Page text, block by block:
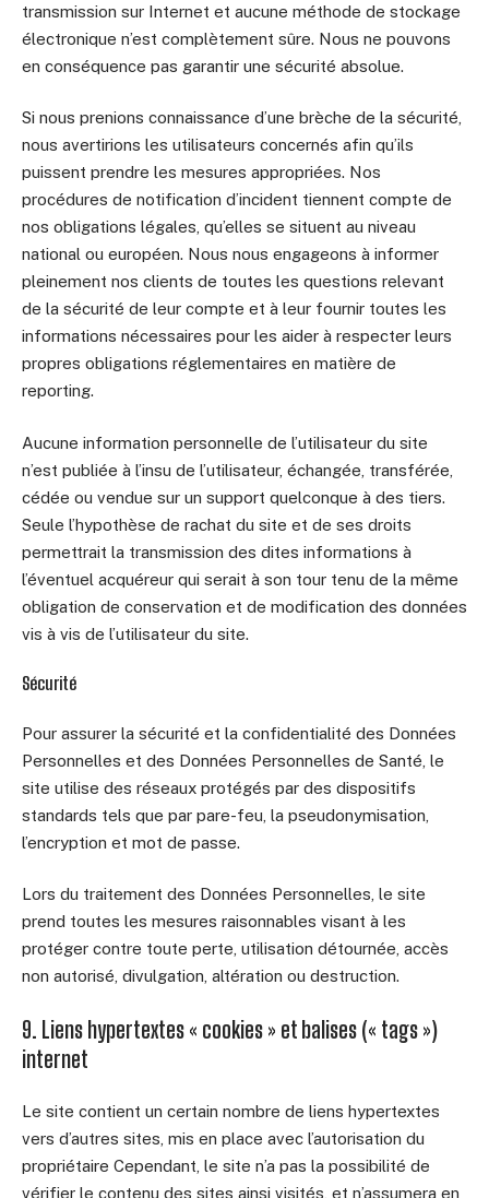
transmission sur Internet et aucune méthode de stockage
électronique n’est complètement sûre. Nous ne pouvons
en conséquence pas garantir une sécurité absolue.
Si nous prenions connaissance d’une brèche de la sécurité,
nous avertirions les utilisateurs concernés afin qu’ils
puissent prendre les mesures appropriées. Nos
procédures de notification d’incident tiennent compte de
nos obligations légales, qu’elles se situent au niveau
national ou européen. Nous nous engageons à informer
pleinement nos clients de toutes les questions relevant
de la sécurité de leur compte et à leur fournir toutes les
informations nécessaires pour les aider à respecter leurs
propres obligations réglementaires en matière de
reporting.
Aucune information personnelle de l’utilisateur du site
n’est publiée à l’insu de l’utilisateur, échangée, transférée,
cédée ou vendue sur un support quelconque à des tiers.
Seule l’hypothèse de rachat du site et de ses droits
permettrait la transmission des dites informations à
l’éventuel acquéreur qui serait à son tour tenu de la même
obligation de conservation et de modification des données
vis à vis de l’utilisateur du site.
Sécurité
Pour assurer la sécurité et la confidentialité des Données
Personnelles et des Données Personnelles de Santé, le
site utilise des réseaux protégés par des dispositifs
standards tels que par pare-feu, la pseudonymisation,
l’encryption et mot de passe.
Lors du traitement des Données Personnelles, le site
prend toutes les mesures raisonnables visant à les
protéger contre toute perte, utilisation détournée, accès
non autorisé, divulgation, altération ou destruction.
9. Liens hypertextes « cookies » et balises (« tags »)
internet
Le site contient un certain nombre de liens hypertextes
vers d’autres sites, mis en place avec l’autorisation du
propriétaire Cependant, le site n’a pas la possibilité de
vérifier le contenu des sites ainsi visités, et n’assumera en